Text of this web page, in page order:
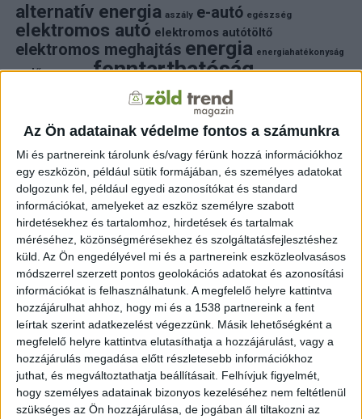
Az Ön adatainak védelme fontos a számunkra
Mi és partnereink tárolunk és/vagy férünk hozzá információkhoz
egy eszközön, például sütik formájában, és személyes adatokat
dolgozunk fel, például egyedi azonosítókat és standard
információkat, amelyeket az eszköz személyre szabott
hirdetésekhez és tartalomhoz, hirdetések és tartalmak
méréséhez, közönségmérésekhez és szolgáltatásfejlesztéshez
küld. Az Ön engedélyével mi és a partnereink eszközleolvasásos
módszerrel szerzett pontos geolokációs adatokat és azonosítási
információkat is felhasználhatunk. A megfelelő helyre kattintva
hozzájárulhat ahhoz, hogy mi és a 1538 partnereink a fent
leírtak szerint adatkezelést végezzünk. Másik lehetőségként a
megfelelő helyre kattintva elutasíthatja a hozzájárulást, vagy a
hozzájárulás megadása előtt részletesebb információkhoz
juthat, és megváltoztathatja beállításait. Felhívjuk figyelmét,
hogy személyes adatainak bizonyos kezeléséhez nem feltétlenül
szükséges az Ön hozzájárulása, de jogában áll tiltakozni az
alternatív energia aszály e-autó egészség
elektromos autó elektromos autótöltő
elektromos meghajtás energia energiahatékonyság
erdő fejlesztés fenntarthatóság fotovoltaikus
hulladék időjárás klímaváltozás
környezet
környezetvédelem környezetvédelmi hírek
közlekedés megújuló energia mezőgazdaság
napelemnapelemeknapenergia
naperőmű solar solar energy szelektiv hulladék természet
természetvédelem villamosenergia villanyautó víz
autó
zöld energia zöld energiaforrás zöld hirek
állatvédelem áram életmód újrahasznosítás
FRISS HÍREK
ZÖLDINFÓ 19 óra telt el a létrehozás óta
A hőség miatt veszélyesen megemelkedett a
talajközeli ózon szintje
ZÖLDINFÓ 20 óra telt el a létrehozás óta
Rekordhőség és történelmi aszály sújtja
Horvátországot, a folyók apadnak